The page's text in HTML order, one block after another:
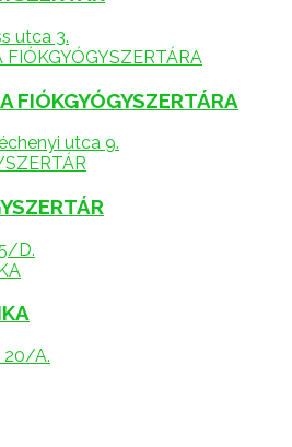
utca 3.
FIÓKGYÓGYSZERTÁRA
utca 9.
D.
20/A.